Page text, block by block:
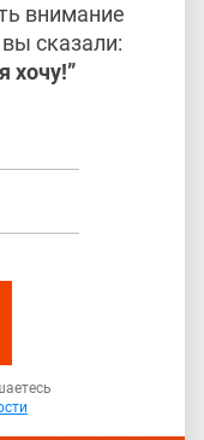
внимание
сказали:
хочу!”